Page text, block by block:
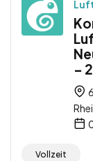
–
Vollzeit